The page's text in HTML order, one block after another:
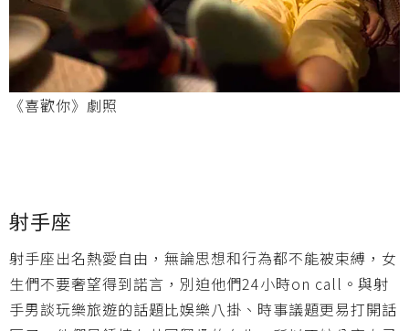
《喜歡你》劇照
射手座
射手座出名熱愛自由，無論思想和行為都不能被束縛，女
生們不要奢望得到諾言，別迫他們24小時on call 。與射
手男談玩樂旅遊的話題比娛樂八掛、時事議題更易打開話